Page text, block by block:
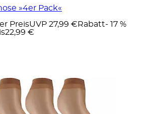
»4er Pack«
PreisUVP 27,99 € Rabatt- 17 %
22,99 €